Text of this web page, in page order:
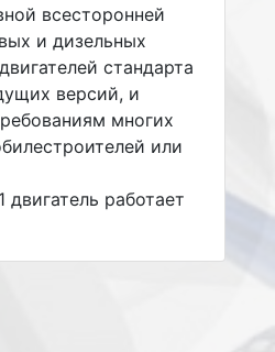
всесторонней
и дизельных
стандарта
версий, и
многих
или
работает